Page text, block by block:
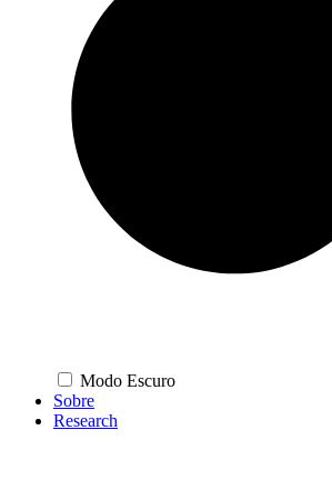
Modo Escuro
Sobre
Research